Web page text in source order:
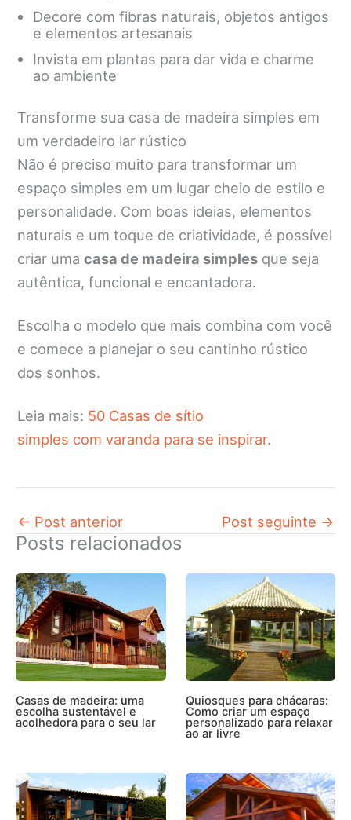
Decore com fibras naturais, objetos antigos
e elementos artesanais
Invista em plantas para dar vida e charme
ao ambiente
Transforme sua casa de madeira simples em
um verdadeiro lar rústico
Não é preciso muito para transformar um
espaço simples em um lugar cheio de estilo e
personalidade. Com boas ideias, elementos
naturais e um toque de criatividade, é possível
criar uma casa de madeira simples que seja
autêntica, funcional e encantadora.
Escolha o modelo que mais combina com você
e comece a planejar o seu cantinho rústico
dos sonhos.
Leia mais: 50 Casas de sítio
simples com varanda para se inspirar.
← Post anterior Post seguinte →
Posts relacionados
Casas de madeira: uma
escolha sustentável e
acolhedora para o seu lar
Quiosques para chácaras:
Como criar um espaço
personalizado para relaxar
ao ar livre